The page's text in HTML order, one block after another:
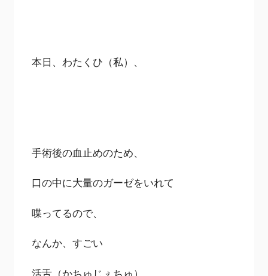
本日、わたくひ（私）、
手術後の血止めのため、
口の中に大量のガーゼをいれて
喋ってるので、
なんか、すごい
活舌（かちゅじぇちゅ）